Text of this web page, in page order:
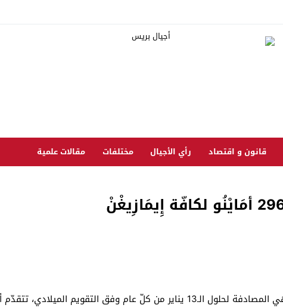
قانون و اقتصاد رأي الأجيال مختلفات مقالات علمية
بمناسبة حلول فاتح السنة الأمازيغية الجدِيدة 2962، وهي المصادفة لحلول الـ13